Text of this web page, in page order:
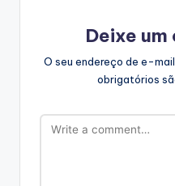
Deixe
O seu endereço de e-
obrigatórios